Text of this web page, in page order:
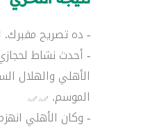
- ده تصريح مفبرك.
- أحدث نشاط لحجازي
الأهلي والهلال
الموسم.